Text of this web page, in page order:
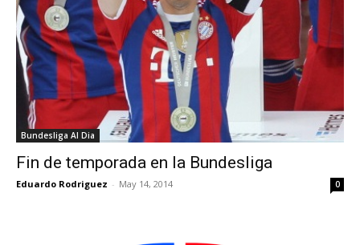
Bundesliga Al Dia
Fin de temporada en la Bundesliga
Eduardo Rodriguez - May 14, 2014 0